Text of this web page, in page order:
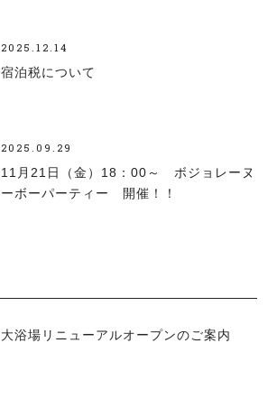
2025.12.14
宿泊税について
2025.09.29
11月21日（金）18：00～ ボジョレーヌ
ーボーパーティー 開催！！
大浴場リニューアルオープンのご案内